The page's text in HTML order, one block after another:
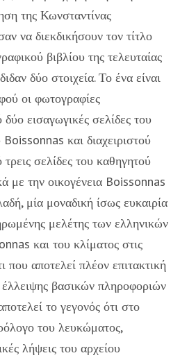
της Κωνσταντίνας
να διεκδικήσουν τον τίτλο
βιβλίου της τελευταίας
δύο στοιχεία. Το ένα είναι
οι φωτογραφίες
εισαγωγικές σελίδες του
και διαχειριστού
σελίδες του καθηγητού
με την οικογένεια Boissonnas
μία μοναδική ίσως ευκαιρία
μελέτης των ελληνικών
και του κλίματος στις
που αποτελεί πλέον επιτακτική
βασικών πληροφοριών
το γεγονός ότι στο
του λευκώματος,
λήψεις του αρχείου